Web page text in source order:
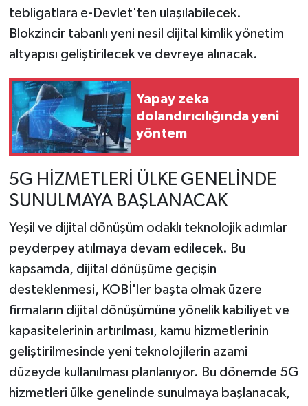
tebligatlara e-Devlet'ten ulaşılabilecek.
Blokzincir tabanlı yeni nesil dijital kimlik yönetim
altyapısı geliştirilecek ve devreye alınacak.
Yapay zeka
dolandırıcılığında yeni
yöntem
5G HİZMETLERİ ÜLKE GENELİNDE
SUNULMAYA BAŞLANACAK
Yeşil ve dijital dönüşüm odaklı teknolojik adımlar
peyderpey atılmaya devam edilecek. Bu
kapsamda, dijital dönüşüme geçişin
desteklenmesi, KOBİ'ler başta olmak üzere
firmaların dijital dönüşümüne yönelik kabiliyet ve
kapasitelerinin artırılması, kamu hizmetlerinin
geliştirilmesinde yeni teknolojilerin azami
düzeyde kullanılması planlanıyor. Bu dönemde 5G
hizmetleri ülke genelinde sunulmaya başlanacak,